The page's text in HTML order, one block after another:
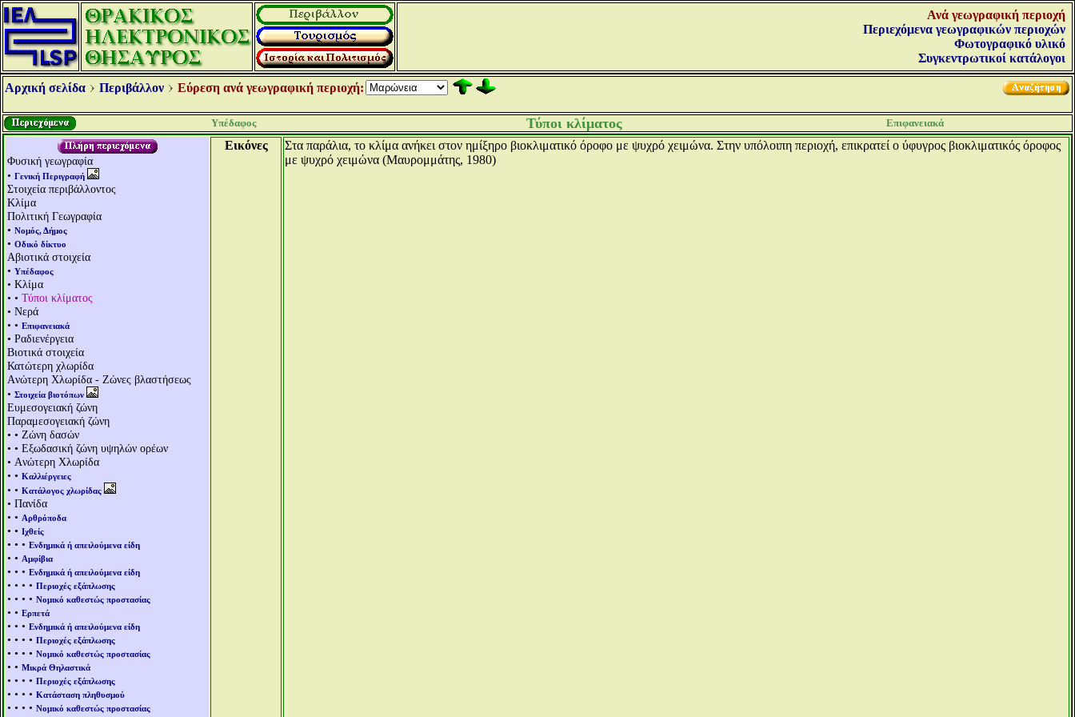
Ανά γεωγραφική περιοχή
Περιεχόμενα γεωγραφικών περιοχών
Φωτογραφικό υλικό
Συγκεντρωτικοί κατάλογοι
Αρχική σελίδα Περιβάλλον Εύρεση ανά γεωγραφική περιοχή:
Υπέδαφος Τύποι κλίματος Επιφανειακά
Φυσική γεωγραφία
• Γενική Περιγραφή
Στοιχεία περιβάλλοντος
Κλίμα
Πολιτική Γεωγραφία
• Νομός, Δήμος
• Οδικό δίκτυο
Αβιοτικά στοιχεία
• Υπέδαφος
• Κλίμα
• • Τύποι κλίματος
• Νερά
• • Επιφανειακά
• Ραδιενέργεια
Βιοτικά στοιχεία
Κατώτερη χλωρίδα
Aνώτερη Χλωρίδα - Ζώνες βλαστήσεως
• Στοιχεία βιοτόπων
Ευμεσογειακή ζώνη
Παραμεσογειακή ζώνη
• • Ζώνη δασών
• • Εξωδασική ζώνη υψηλών ορέων
• Aνώτερη Χλωρίδα
• • Καλλιέργειες
• • Κατάλογος χλωρίδας
• Πανίδα
• • Αρθρόποδα
• • Ιχθείς
• • • Ενδημικά ή απειλούμενα είδη
• • Αμφίβια
• • • Ενδημικά ή απειλούμενα είδη
• • • • Περιοχές εξάπλωσης
• • • • Νομικό καθεστώς προστασίας
• • Ερπετά
• • • Ενδημικά ή απειλούμενα είδη
• • • • Περιοχές εξάπλωσης
• • • • Νομικό καθεστώς προστασίας
• • Μικρά Θηλαστικά
• • • • Περιοχές εξάπλωσης
• • • • Κατάσταση πληθυσμού
• • • • Νομικό καθεστώς προστασίας
Εικόνες
Στα παράλια, το κλίμα ανήκει στον ημίξηρο βιοκλιματικό όροφο με ψυχρό χειμώνα. Στην υπόλοιπη περιοχή, επικρατεί ο ύφυγρος βιοκλιματικός όροφος
με ψυχρό χειμώνα (Μαυρομμάτης, 1980)